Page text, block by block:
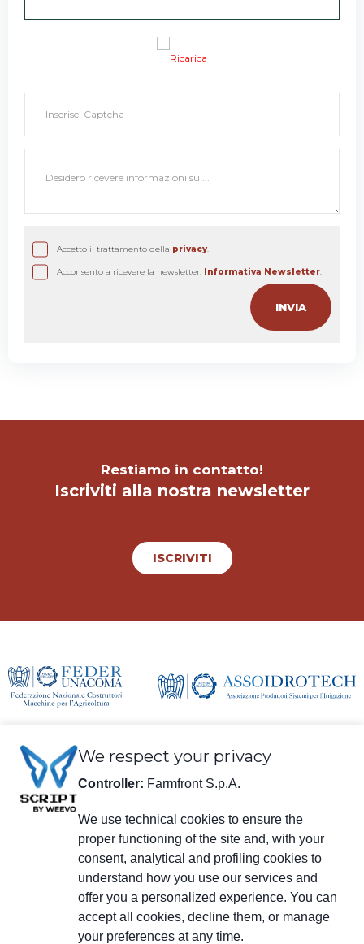
Ricarica
Accetto il trattamento della privacy.
Acconsento a ricevere la newsletter. Informativa Newsletter
Restiamo in contatto!
Iscriviti alla nostra newsletter
ISCRIVITI
Informazioni legali
Farmfront S.p.A.
Stabilimento e Sede Legale: Via S. Eusebio 7, 41014 Castelvetro di Modena
C.F., P.IVA, Numero Iscrizione C.C.I.A.A. di Modena 01294030364 - PEC:
farmfrontspa@legalmail.it
We respect your privacy
Controller: Farmfront S.p.A.
We use technical cookies to ensure the
proper functioning of the site and, with your
consent, analytical and profiling cookies to
understand how you use our services and
offer you a personalized experience. You can
accept all cookies, decline them, or manage
your preferences at any time.